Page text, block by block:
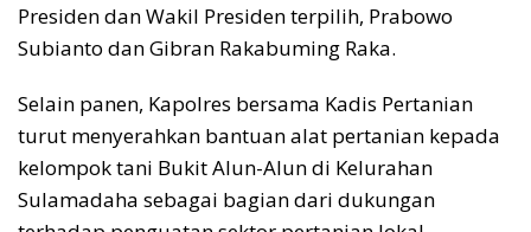
Presiden dan Wakil Presiden terpilih, Prabowo
Subianto dan Gibran Rakabuming Raka.
Selain panen, Kapolres bersama Kadis Pertanian
turut menyerahkan bantuan alat pertanian kepada
kelompok tani Bukit Alun-Alun di Kelurahan
Sulamadaha sebagai bagian dari dukungan